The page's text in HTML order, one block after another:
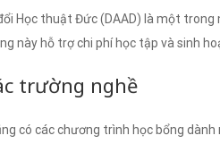
Học thuật Đức (DAAD) là một
này hỗ trợ chi phí học tập và sinh
trường nghề
có các chương trình học bổng dành